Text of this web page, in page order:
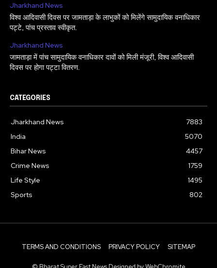
Jharkhand News
विश्व आदिवासी दिवस पर जामताड़ा के लाभुकों को मिलेंगे सामुदायिक वनाधिकार
पट्टे, पांच प्रस्ताव स्वीकृत.
Jharkhand News
जामताड़ा में पांच सामुदायिक वनाधिकार दावों को मिली मंजूरी, विश्व आदिवासी
दिवस पर होगा पट्टा वितरण.
CATEGORIES
Jharkhand News
7883
India
5070
Bihar News
4457
Crime News
1759
Life Style
1495
Sports
802
TERMS AND CONDITIONS PRIVACY POLICY SITEMAP